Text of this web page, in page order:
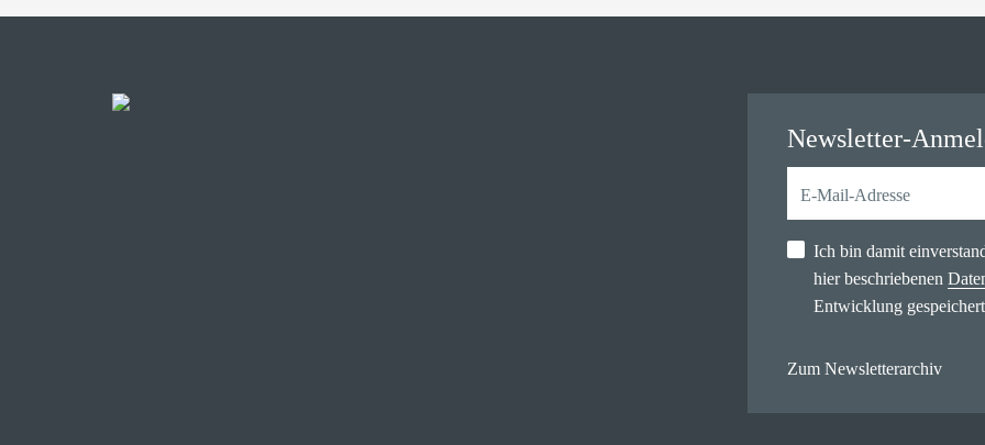
Newsletter-
Ich bin damit
hier beschriebenen
Entwicklung
Zum Newsletterarchiv